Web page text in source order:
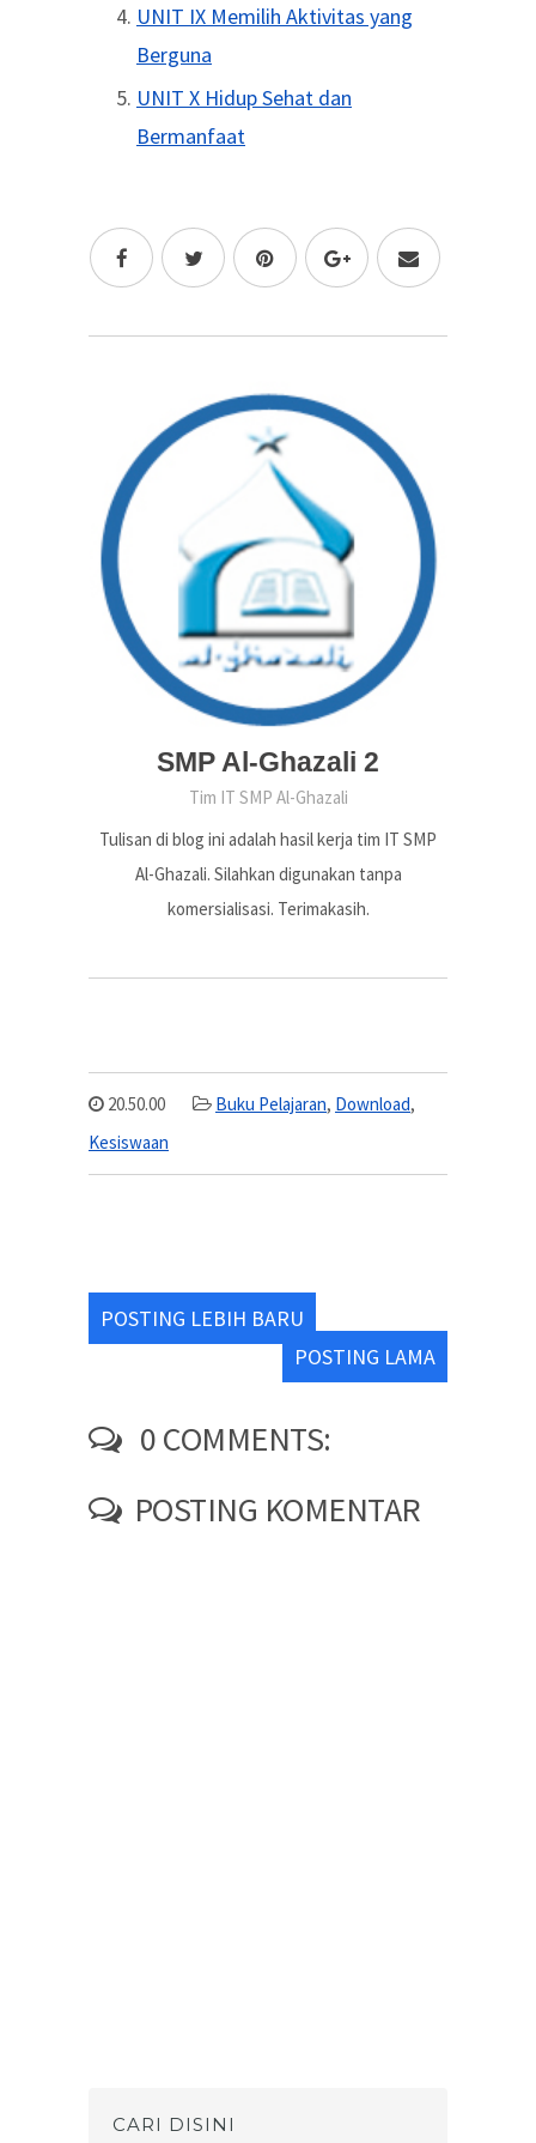
UNIT IX Memilih Aktivitas yang
Berguna
UNIT X Hidup Sehat dan
Bermanfaat
SMP Al-Ghazali 2
Tim IT SMP Al-Ghazali
Tulisan di blog ini adalah hasil kerja tim IT SMP
Al-Ghazali. Silahkan digunakan tanpa
komersialisasi. Terimakasih.
20.50.00 Buku Pelajaran, Download,
Kesiswaan
POSTING LEBIH BARU
POSTING LAMA
0 COMMENTS:
POSTING KOMENTAR
CARI DISINI